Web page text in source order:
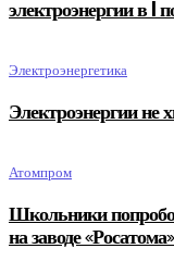
электроэнергии в I
Электроэнергетика
Электроэнергии не
Атомпром
Школьники
на заводе